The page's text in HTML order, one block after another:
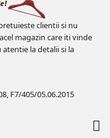
clientii si nu
magazin care iti vinde
la detalii si la
F7/405/05.06.2015
